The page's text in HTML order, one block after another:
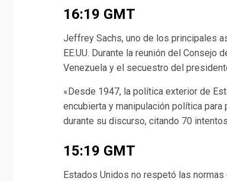
16:19 GMT
Jeffrey Sachs, uno de los principales
EE.UU. Durante la reunión del
Venezuela y el secuestro del
«Desde 1947, la política exterior de
encubierta y manipulación política
durante su discurso, citando 70
15:19 GMT
Estados Unidos no respetó las